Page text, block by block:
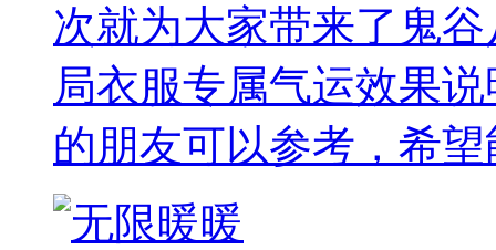
次就为大家带来了鬼
局衣服专属气运效果
的朋友可以参考，希